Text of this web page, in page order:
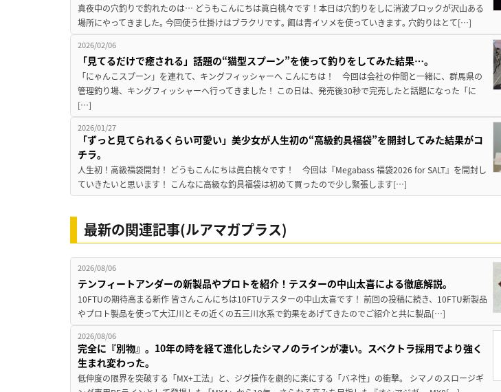
真夜中の穴釣りで釣れたのは… どうもこんにちは眞白桃々です！本日は穴釣りをしに消波ブロックが沢山ある
場所にやってきました｡ 今回使う仕掛けはブラクリです｡ 餌は青イソメを使っていきます｡ 穴釣りはとて[…]
2026/02/06
「見てるだけで癒される」話題の“猫型スプーン”を使って釣りをしてみた結果…。
「にゃんこスプーン」を連れて、キングフィッシャーへ こんにちは！ 今回は会社の仲間と一緒に、群馬県の
管理釣り場、キングフィッシャーへ行ってきました！ この日は、発売後30秒で完売したと話題になった「に
[…]
2026/01/27
「ずっと見てられるくらい可愛い」美少女が人生初の“高級釣具福袋”を開封してみた結果がコ
チラ。
人生初！高級福袋開封！ どうもこんにちは眞白桃々です！ 今回は『Megabass 福袋2026 for SALT』を開封し
ていきたいと思います！ こんなに高級な釣具福袋は初めて買ったので少し緊張します[…]
最新の関連記事(ルアマガプラス)
2026/08/06
テンフィートアンダーの新製品やプロトを紹介！テスターの中山太喜による徹底解説。
10FTUの期待高まる新作 皆さんこんにちは10FTUテスターの中山太喜です！ 前回の投稿に続き、10FTU新製品
やプロト製品を使って大江川とその近くの五三川水系で釣果をあげてきたのでご紹介と共に製品[…]
2026/08/06
完全に『別物』。10年の時を経て進化したシマノのラインが凄い。スペクトラ採用でより強く
生まれ変わった。
低伸度の限界を突破する「MX+工法」と、ジグ操作を劇的に楽にする「バネ性」の衝撃。 シマノのスロージギ